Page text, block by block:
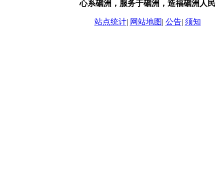
心系硇洲，服务于硇洲，造福硇洲人民
站点统计| 网站地图| 公告| 须知